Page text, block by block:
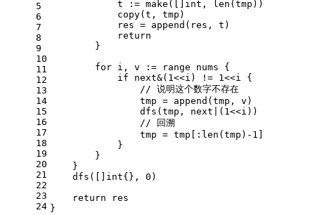
5
6
7
8
9
10
11
12
13
14
15
16
17
18
19
20
21
22
23
24
            t :=
make ([] int , len (tmp))
copy(t, tmp)
            res =
append (res, t)
return
        }
for i, v := range nums {
if next&( 1<<i) != 1<<i {
// 说明这个数字不存在
                tmp =
append (tmp, v)
                dfs(tmp, next|(
1<<i))
// 回溯
                tmp = tmp[:
len (tmp) -1
            }
        }
    }
    dfs([]
int{}, 0 )
return res
}